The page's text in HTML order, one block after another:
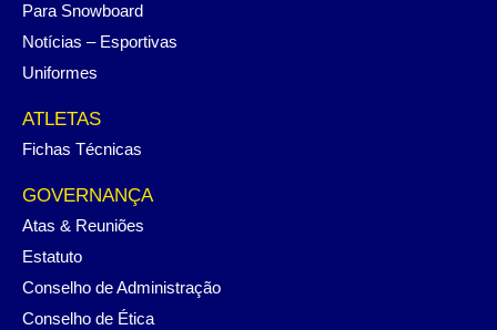
Para Snowboard
Notícias – Esportivas
Uniformes
ATLETAS
Fichas Técnicas
GOVERNANÇA
Atas & Reuniões
Estatuto
Conselho de Administração
Conselho de Ética